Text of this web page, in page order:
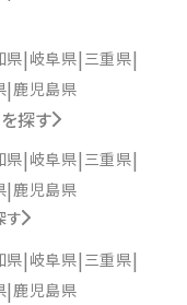
県 岐阜県 三重県
鹿児島県
探す
県 岐阜県 三重県
鹿児島県
す
県 岐阜県 三重県
鹿児島県